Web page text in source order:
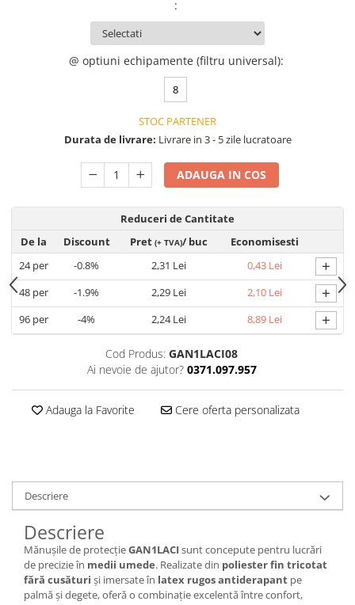
Îmbrăcăminte ANTICHIMICĂ |
Pantaloni Antichimici | Multirisc
Îmbrăcăminte IGNIFUGĂ (ANTI-
Jambiere Ignifuge
Cagule | Capisoane Ignifuge
Costume | Combinezoane Ignifuge
Jachete| Bluze Ignifuge
Mânecuțe Ignifuge
Sorturi ignifuge
ÎNCĂLȚĂMINTE
Pantofi
Pantofi de protecție S1
Pantofi de protecție SB
Pantofi de protecție S1P
Pantofi de protecție S2
Pantofi de protecție S3
:
@ optiuni echipamente (filtru universal):
8
STOC PARTENER
Durata de livrare: Livrare in 3 - 5 zile lucratoare
ADAUGA IN COS
Reduceri de Cantitate
De la
Discount Pret (+ TVA)/ buc
Economisesti
24per -0.8% 2,31 Lei 0,43 Lei +
48per -1.9% 2,29 Lei 2,10 Lei +
96per -4% 2,24 Lei 8,89 Lei +
Cod Produs: GAN1LACI08
Ai nevoie de ajutor? 0371.097.957
Adauga la Favorite Cere oferta personalizata
Descriere
Descriere
Mănușile de protecțieGAN1LACI sunt concepute pentru lucrări
de precizie în medii umede. Realizate din poliester fin tricotat
fără cusături și imersate în latex rugos antiderapant pe
palmă și degete, oferă o combinație excelentă între confort,